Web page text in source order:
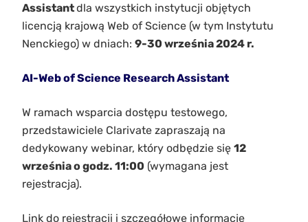
Assistantdla wszystkich instytucji objętych
licencją krajową Web of Science (w tym Instytutu
Nenckiego) w dniach: 9-30 września 2024 r.
AI-Web of Science Research Assistant
W ramach wsparcia dostępu testowego,
przedstawiciele Clarivate zapraszają na
dedykowany webinar, który odbędzie się 12
września o godz. 11:00 (wymagana jest
rejestracja).
Link do rejestracji i szczegółowe informacje